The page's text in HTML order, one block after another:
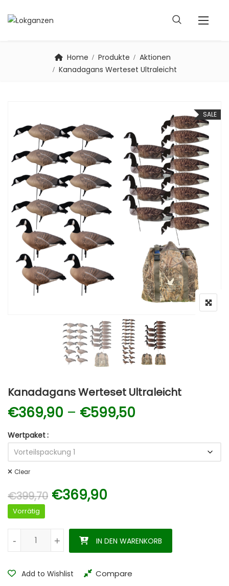
Home Produkte
Aktionen
Kanadagans Werteset Ultraleicht
SALE
Kanadagans Werteset Ultraleicht
€369,90 – €599,50
Wertpaket
Clear
€399,70 Ursprünglicher Preis war:
€369,90
Vorrätig
Kanadagans Werteset Ultraleicht Menge
+
- +
- IN DEN WARENKORB
Add to Wishlist Compare